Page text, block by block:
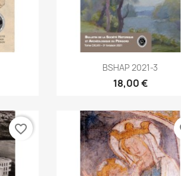
Aperçu rapide
BSHAP 2021-3
18,00 €
favorite_border